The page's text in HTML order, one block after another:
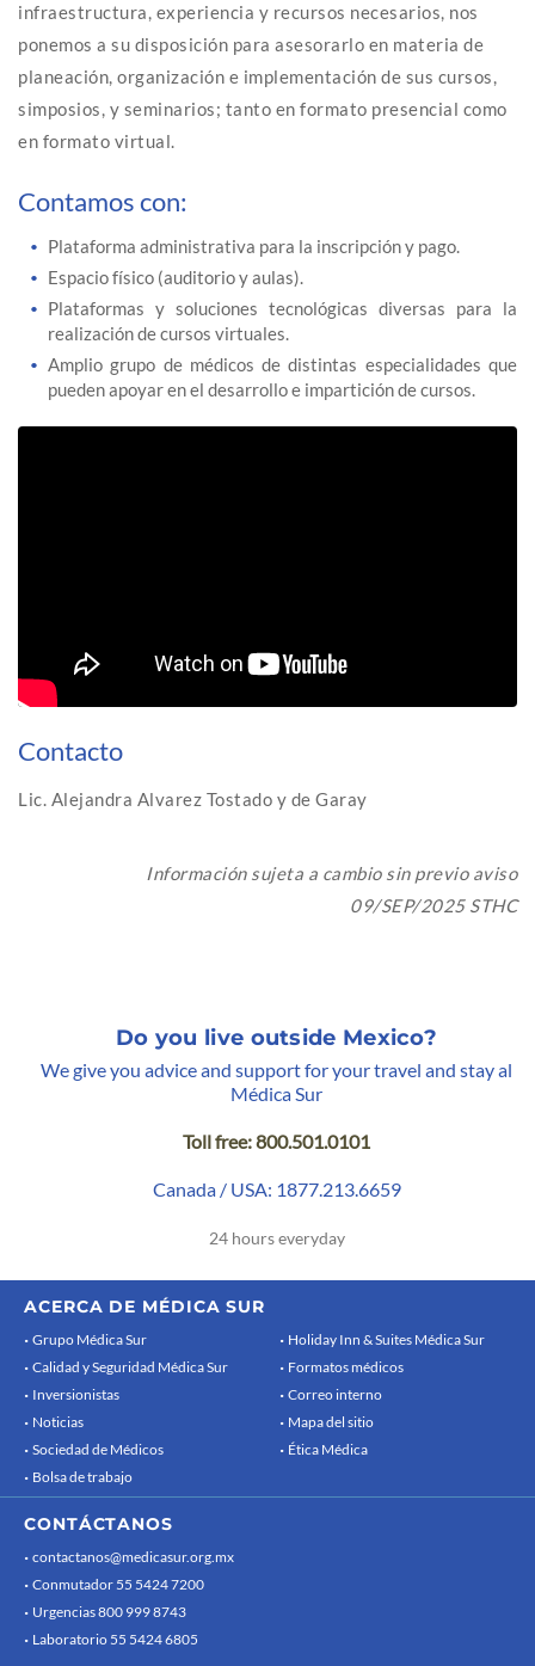
infraestructura, experiencia y recursos necesarios, nos
ponemos a su disposición para asesorarlo en materia de
planeación, organización e implementación de sus cursos,
simposios, y seminarios; tanto en formato presencial como
en formato virtual.
Contamos con:
Plataforma administrativa para la inscripción y pago.
Espacio físico (auditorio y aulas).
Plataformas y soluciones tecnológicas diversas para la
realización de cursos virtuales.
Amplio grupo de médicos de distintas especialidades que
pueden apoyar en el desarrollo e impartición de cursos.
Contacto
Lic. Alejandra Alvarez Tostado y de Garay
Información sujeta a cambio sin previo aviso
09/SEP/2025 STHC
Do you live outside Mexico?
We give you advice and support for your travel and stay al
Médica Sur
Toll free: 800.501.0101
Canada / USA: 1877.213.6659
24 hours everyday
ACERCA DE MÉDICA SUR
Grupo Médica Sur
Calidad y Seguridad Médica Sur
Inversionistas
Noticias
Sociedad de Médicos
Bolsa de trabajo
Holiday Inn & Suites Médica Sur
Formatos médicos
Correo interno
Mapa del sitio
Ética Médica
CONTÁCTANOS
contactanos@medicasur.org.mx
Conmutador 55 5424 7200
Urgencias 800 999 8743
Laboratorio 55 5424 6805